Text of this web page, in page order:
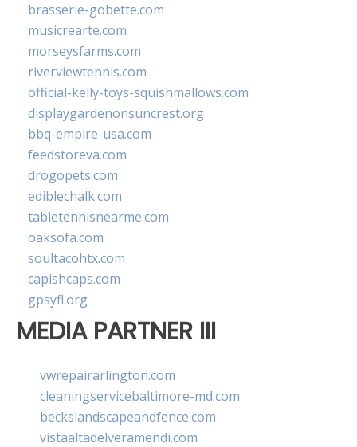
brasserie-gobette.com
musicrearte.com
morseysfarms.com
riverviewtennis.com
official-kelly-toys-squishmallows.com
displaygardenonsuncrest.org
bbq-empire-usa.com
feedstoreva.com
drogopets.com
ediblechalk.com
tabletennisnearme.com
oaksofa.com
soultacohtx.com
capishcaps.com
gpsyfl.org
MEDIA PARTNER III
vwrepairarlington.com
cleaningservicebaltimore-md.com
beckslandscapeandfence.com
vistaaltadelveramendi.com